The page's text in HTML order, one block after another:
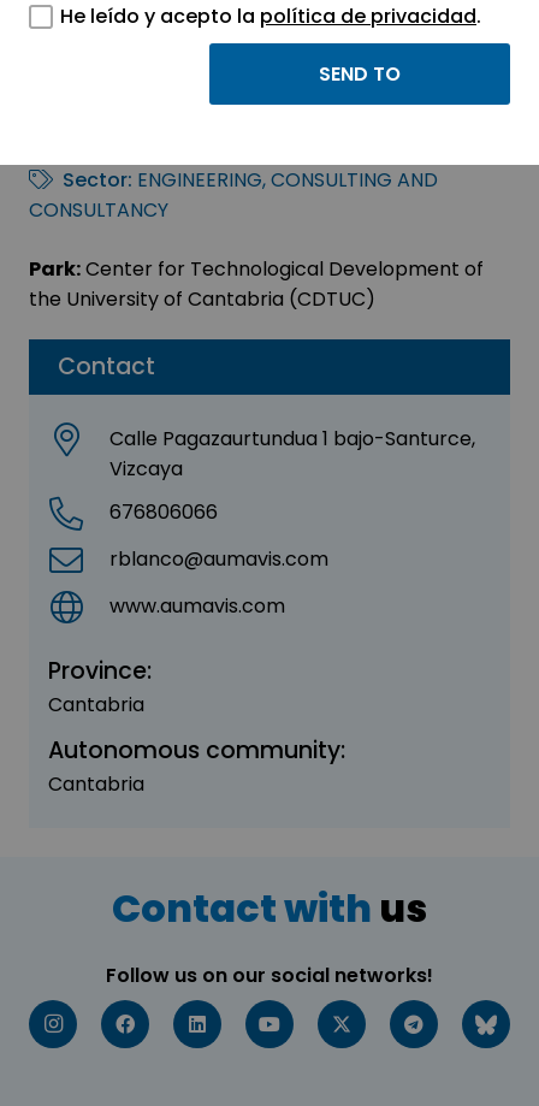
Contact
Calle Pagazaurtundua 1 bajo-Santurce,
Vizcaya
676806066
rblanco@aumavis.com
www.aumavis.com
Province:
Cantabria
Autonomous community:
Cantabria
AUMAVIS INGENIEROS
Sector: ENGINEERING, CONSULTING AND
CONSULTANCY
Park:Center for Technological Development of
the University of Cantabria (CDTUC)
Contact with us
Follow us on our social networks!
He leído y acepto la política de privacidad.